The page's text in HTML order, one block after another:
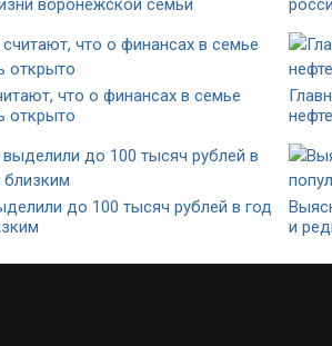
воронежской семьи
что о финансах в семье
открыто
до 100 тысяч рублей в год
и